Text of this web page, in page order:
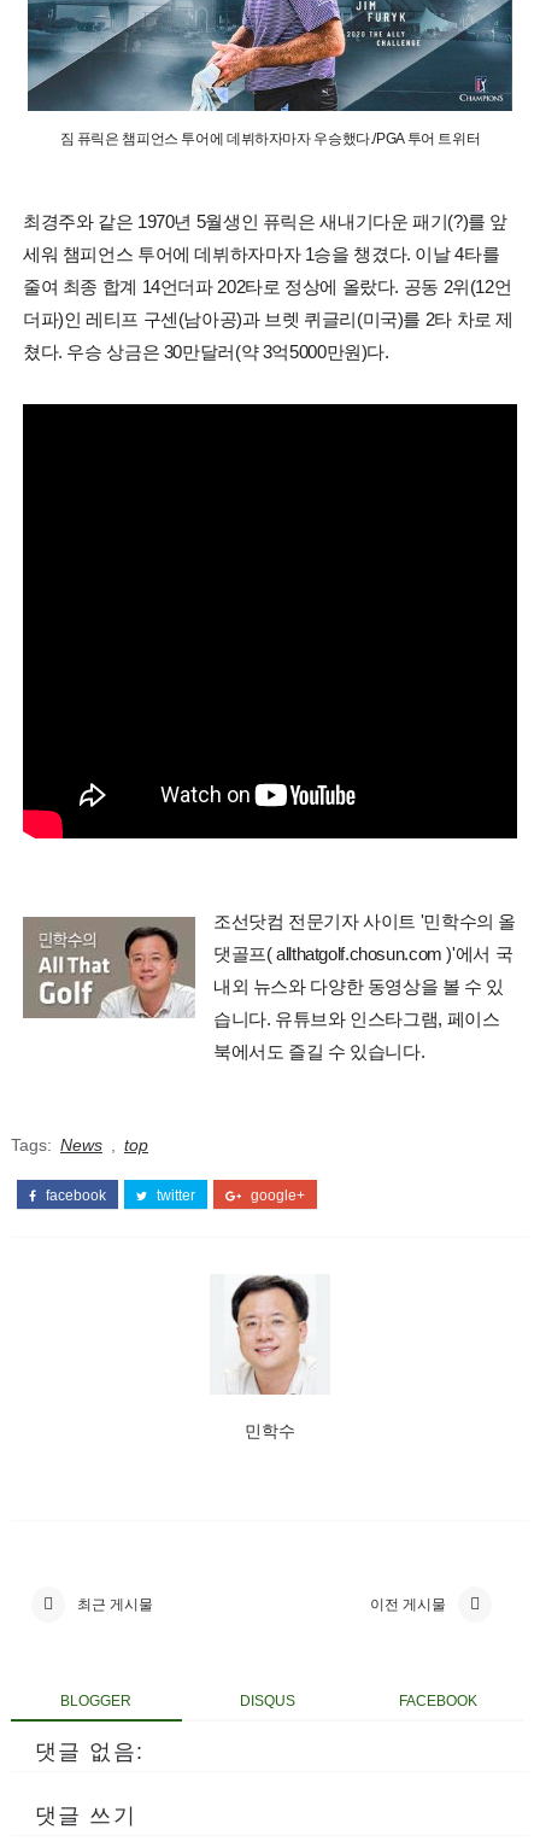
짐 퓨릭은 챔피언스 투어에 데뷔하자마자 우승했다./PGA 투어 트위터
최경주와 같은 1970년 5월생인 퓨릭은 새내기다운 패기(?)를 앞
세워 챔피언스 투어에 데뷔하자마자 1승을 챙겼다. 이날 4타를
줄여 최종 합계 14언더파 202타로 정상에 올랐다. 공동 2위(12언
더파)인 레티프 구센(남아공)과 브렛 퀴글리(미국)를 2타 차로 제
쳤다. 우승 상금은 30만달러(약 3억5000만원)다.
조선닷컴 전문기자 사이트 '민학수의 올
댓골프( allthatgolf.chosun.com )'에서 국
내외 뉴스와 다양한 동영상을 볼 수 있
습니다. 유튜브와 인스타그램, 페이스
북에서도 즐길 수 있습니다.
Tags: News top
facebook twitter google+
민학수
최근 게시물 이전 게시물
BLOGGER DISQUS FACEBOOK
댓글 없음:
댓글 쓰기